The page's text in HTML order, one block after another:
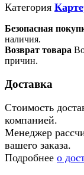
Категория
Безопасная
наличия.
Возврат товара
причин.
Доставка
Стоимость
компанией.
Менеджер
вашего заказа.
Подробнее о